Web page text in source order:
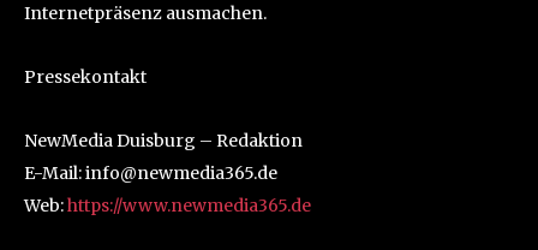
Internetpräsenz ausmachen.
Pressekontakt
NewMedia Duisburg – Redaktion
E-Mail: info@newmedia365.de
Web:https://www.newmedia365.de